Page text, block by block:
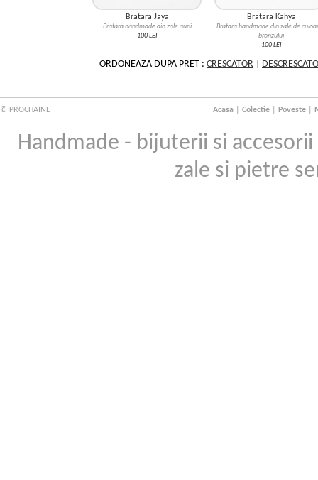
Bratara Jaya
Bratara handmade din zale aurii
100 LEI
Bratara Kahya
Bratara handmade din zale de
bronzului
100 LEI
ORDONEAZA DUPA PRET : CRESCATOR
© PROCHAINE Acasa| Colectie| Poveste|
Handmade - bijuterii si
zale si pietre